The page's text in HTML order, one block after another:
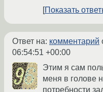
Показать
Ответ на: комментарий
06:54:51 +00:00
Этим я сам
меня в голове
потребности